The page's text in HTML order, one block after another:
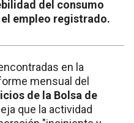
del consumo
empleo registrado.
en la
mensual del
de la Bolsa de
que la actividad